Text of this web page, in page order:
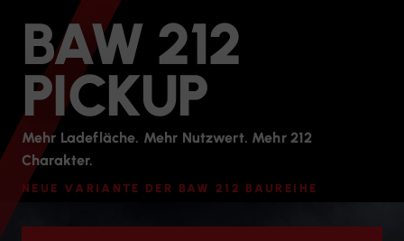
BAW 212
PICKUP
Mehr Ladefläche. Mehr Nutzwert. Mehr 212
Charakter.
NEUE VARIANTE DER BAW 212 BAUREIHE